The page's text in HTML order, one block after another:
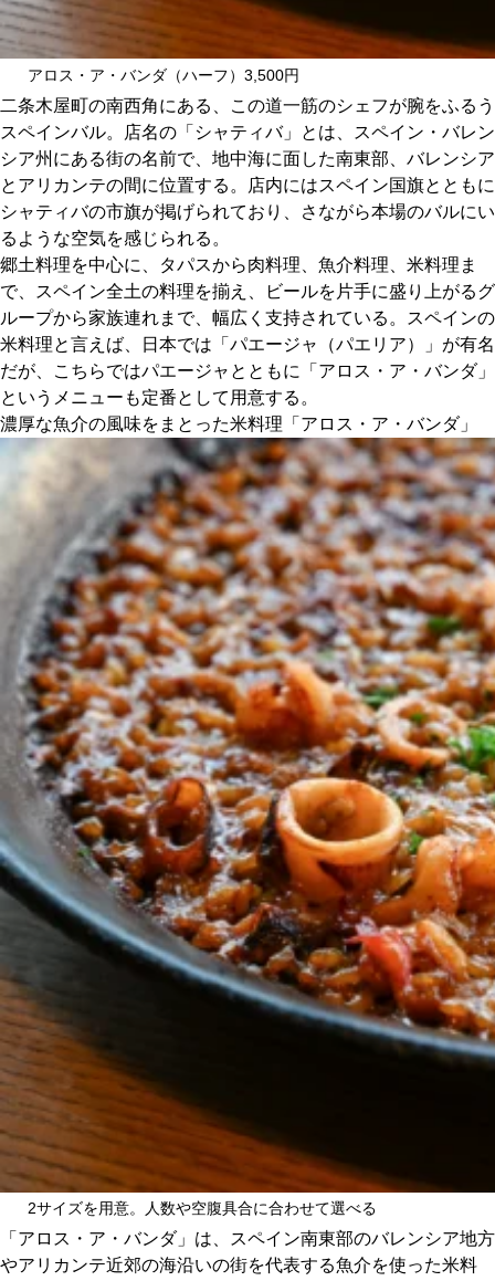
MAIN MENU
SERIES
カレーが好き
京都おやつクラブ
私と店のはなし
今月の京みやげ
京都の書店
CULTURE
すべて
関西で開催。
おすすめの展覧会
おすすめの映画
誠光社で選びました。
おすすめの本
紹介します。
おすすめのイベント
アロス・ア・バンダ（ハーフ）3,500円
二条木屋町の南西角にある、この道一筋のシェフが腕をふるう
スペインバル。店名の「シャティバ」とは、スペイン・バレン
シア州にある街の名前で、地中海に面した南東部、バレンシア
とアリカンテの間に位置する。店内にはスペイン国旗とともに
シャティバの市旗が掲げられており、さながら本場のバルにい
るような空気を感じられる。
郷土料理を中心に、タパスから肉料理、魚介料理、米料理ま
で、スペイン全土の料理を揃え、ビールを片手に盛り上がるグ
ループから家族連れまで、幅広く支持されている。スペインの
米料理と言えば、日本では「パエージャ（パエリア）」が有名
だが、こちらではパエージャとともに「アロス・ア・バンダ」
というメニューも定番として用意する。
濃厚な魚介の風味をまとった米料理「アロス・ア・バンダ」
2サイズを用意。人数や空腹具合に合わせて選べる
「アロス・ア・バンダ」は、スペイン南東部のバレンシア地方
やアリカンテ近郊の海沿いの街を代表する魚介を使った米料